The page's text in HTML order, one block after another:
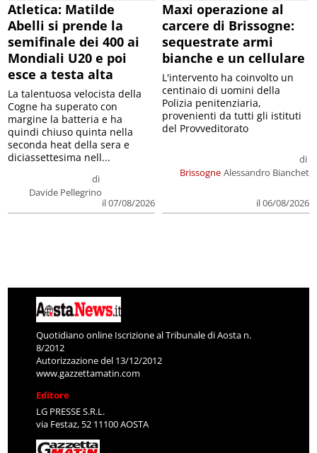
Atletica: Matilde
Abelli si prende la
semifinale dei 400 ai
Mondiali U20 e poi
esce a testa alta
di
Davide Pellegrino
il 07/08/2026
La talentuosa velocista della
Cogne ha superato con
margine la batteria e ha
quindi chiuso quinta nella
seconda heat della sera e
diciassettesima nell...
Maxi operazione al
carcere di Brissogne:
sequestrate armi
bianche e un cellulare
Brissogne
di
Alessandro Bianchet
il 06/08/2026
L'intervento ha coinvolto un
centinaio di uomini della
Polizia penitenziaria,
provenienti da tutti gli istituti
del Provveditorato
Quotidiano online Iscrizione al Tribunale di Aosta n.
8/2012
Autorizzazione del 13/12/2012
www.gazzettamatin.com
Editore
LG PRESSE S.R.L.
via Festaz, 52 11100 AOSTA